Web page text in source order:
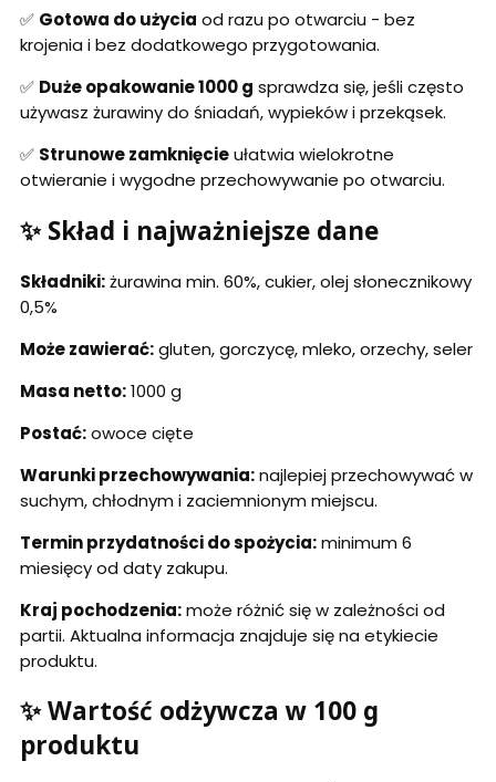
✅ Gotowa do użycia od razu po otwarciu - bez
krojenia i bez dodatkowego przygotowania.
✅ Duże opakowanie 1000 g sprawdza się, jeśli często
używasz żurawiny do śniadań, wypieków i przekąsek.
✅ Strunowe zamknięcieułatwia wielokrotne
otwieranie i wygodne przechowywanie po otwarciu.
✨ Skład i najważniejsze dane
Składniki:żurawina min. 60%, cukier, olej słonecznikowy
0,5%
Może zawierać:gluten, gorczycę, mleko, orzechy, seler
Masa netto:1000 g
Postać:owoce cięte
Warunki przechowywania:najlepiej przechowywać w
suchym, chłodnym i zaciemnionym miejscu.
Termin przydatności do spożycia:minimum 6
miesięcy od daty zakupu.
Kraj pochodzenia:może różnić się w zależności od
partii. Aktualna informacja znajduje się na etykiecie
produktu.
✨ Wartość odżywcza w 100 g
produktu